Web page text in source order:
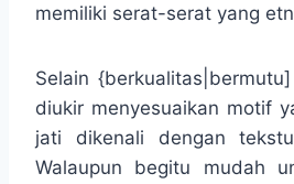
memiliki serat-serat yang
Selain
diukir menyesuaikan motif
jati dikenali dengan
Walaupun begitu mudah